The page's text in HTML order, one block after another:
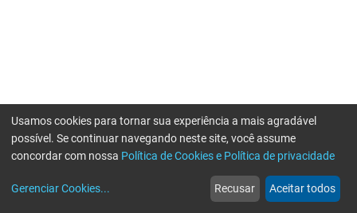
web
Notícias
more_horiz
Mais
Usamos cookies para tornar sua experiência a mais agradável
possível. Se continuar navegando neste site, você assume
concordar com nossa Política de Cookies e Política de privacidade
Gerenciar Cookies... Recusar Aceitar todos
Erro ao enviar informações, por favor tente novamente